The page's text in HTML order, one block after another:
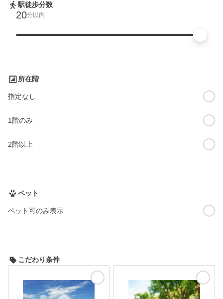
駅徒歩分数
20分以内
所在階
指定なし
1階のみ
2階以上
ペット
ペット可のみ表示
こだわり条件